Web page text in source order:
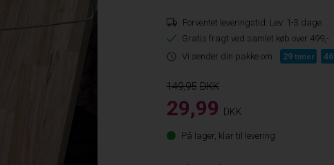
Forventet leveringstid: Lev. 1-3 dage
Gratis fragt ved samlet køb over 499,-
Vi sender din pakke om:
29 timer 46
149,95
29,99 DKK
På lager, klar til levering